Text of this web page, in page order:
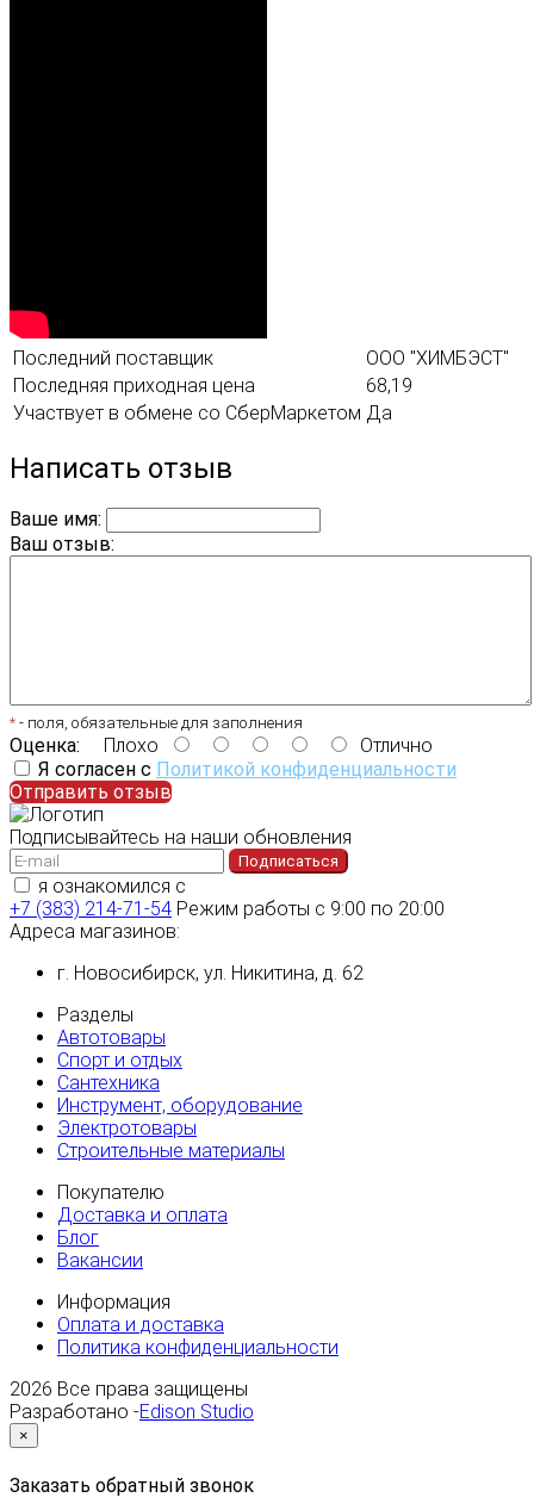
Последний поставщик
ООО "ХИМБЭСТ"
Последняя приходная цена
68,19
Участвует в обмене со СберМаркетом Да
Написать отзыв
Ваше имя:
Ваш отзыв:
* - поля, обязательные для заполнения
Оценка: Плохо
Отлично
Я согласен с Политикой конфиденциальности
Отправить отзыв
Подписывайтесь на наши обновления
Подписаться
я ознакомился с
+7 (383) 214-71-54 Режим работы с 9:00 по 20:00
Адреса магазинов:
г. Новосибирск, ул. Никитина, д. 62
Разделы
Автотовары
Спорт и отдых
Сантехника
Инструмент, оборудование
Электротовары
Строительные материалы
Покупателю
Доставка и оплата
Блог
Вакансии
Информация
Оплата и доставка
Политика конфиденциальности
2026 Все права защищены
Разработано -Edison Studio
×
Заказать обратный звонок